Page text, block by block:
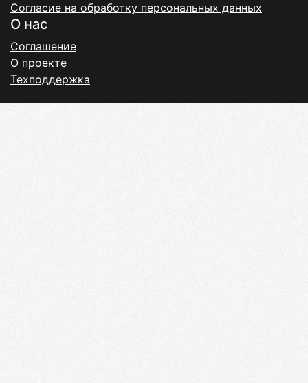
Согласие на обработку персональных данных
О нас
Соглашение
О проекте
Техподдержка